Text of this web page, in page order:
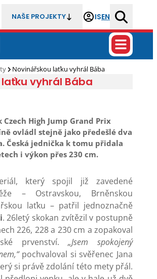
NAŠE PROJEKTY ISEN
Novinářskou laťku vyhrál Bába
vyhrál Bába
High Jump Grand Prix
ovládl stejně jako předešlé dva
Česká jednička k tomu přidala
i výkon přes 230 cm.
který spojil již zavedené
– Ostravskou, Brněnskou
laťku – patřil jednoznačně
. 26letý skokan zvítězil v postupně
226, 228 a 230 cm a zopakoval
prvenství.„Jsem spokojený
pochvaloval si svěřenec Jana
si právě zdolání této mety přál.